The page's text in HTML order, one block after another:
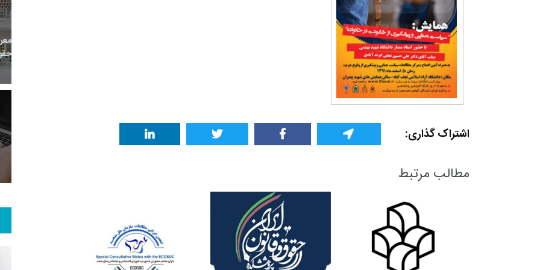
اشتراک گذاری:
مطالب مرتبط
10+
رویداد
0+
پرونده
0+
حقوق و هنر
0+
معرفی کتاب های حقوقی
0
0+